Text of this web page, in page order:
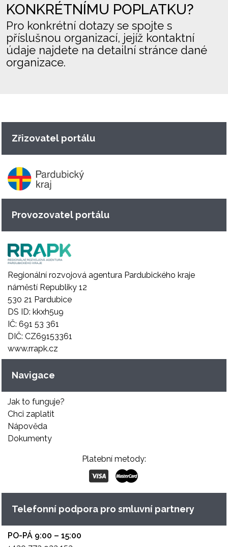
KONKRÉTNÍMU POPLATKU?
Pro konkrétní dotazy se spojte s
příslušnou organizací, jejíž kontaktní
údaje najdete na detailní stránce dané
organizace.
Zřizovatel portálu
Provozovatel portálu
Regionální rozvojová agentura Pardubického kraje
náměstí Republiky 12
530 21 Pardubice
DS ID: kkxh5u9
IČ: 691 53 361
DIČ: CZ69153361
www.rrapk.cz
Navigace
Jak to funguje?
Chci zaplatit
Nápověda
Dokumenty
Platební metody:
Telefonní podpora pro smluvní partnery
PO-PÁ 9:00 – 15:00